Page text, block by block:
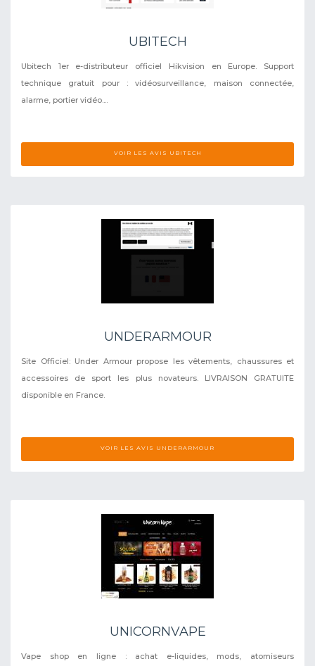
UBITECH
Ubitech 1er e-distributeur officiel Hikvision en Europe. Support
technique gratuit pour : vidéosurveillance, maison connectée,
alarme, portier vidéo....
VOIR LES AVIS UBITECH
UNDERARMOUR
Site Officiel: Under Armour propose les vêtements, chaussures et
accessoires de sport les plus novateurs. LIVRAISON GRATUITE
disponible en France.
VOIR LES AVIS UNDERARMOUR
UNICORNVAPE
Vape shop en ligne : achat e-liquides, mods, atomiseurs